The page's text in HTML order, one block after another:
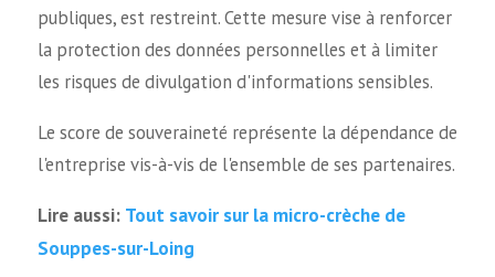
publiques, est restreint. Cette mesure vise à renforcer
la protection des données personnelles et à limiter
les risques de divulgation d'informations sensibles.
Le score de souveraineté représente la dépendance de
l'entreprise vis-à-vis de l'ensemble de ses partenaires.
Lire aussi: Tout savoir sur la micro-crèche de
Souppes-sur-Loing